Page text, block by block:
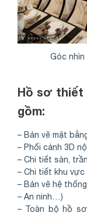
Góc
Hồ sơ thiết
gồm:
– Bản vẽ mặt
– Phối cảnh 3D
– Chi tiết sàn,
– Chi tiết khu
– Bản vẽ hệ
– An ninh…)
– Toàn bộ hồ